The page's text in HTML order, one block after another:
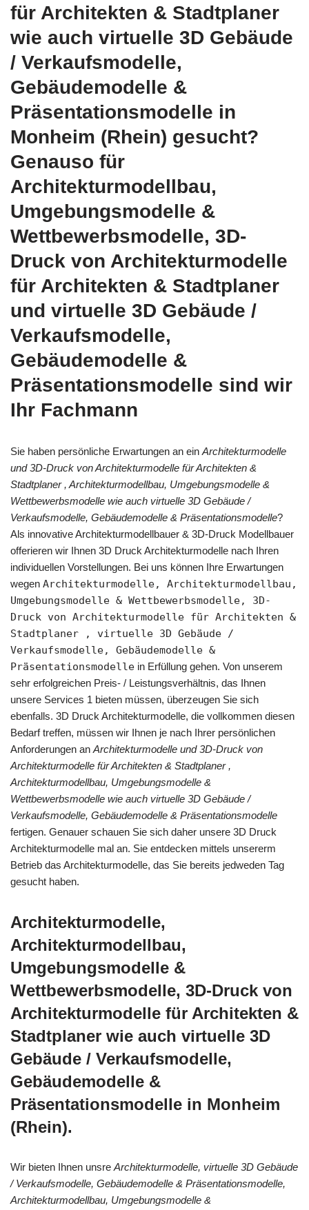
für Architekten & Stadtplaner
wie auch virtuelle 3D Gebäude
/ Verkaufsmodelle,
Gebäudemodelle &
Präsentationsmodelle in
Monheim (Rhein) gesucht?
Genauso für
Architekturmodellbau,
Umgebungsmodelle &
Wettbewerbsmodelle, 3D-
Druck von Architekturmodelle
für Architekten & Stadtplaner
und virtuelle 3D Gebäude /
Verkaufsmodelle,
Gebäudemodelle &
Präsentationsmodelle sind wir
Ihr Fachmann
Sie haben persönliche Erwartungen an ein Architekturmodelle
und 3D-Druck von Architekturmodelle für Architekten &
Stadtplaner , Architekturmodellbau, Umgebungsmodelle &
Wettbewerbsmodelle wie auch virtuelle 3D Gebäude /
Verkaufsmodelle, Gebäudemodelle & Präsentationsmodelle?
Als innovative Architekturmodellbauer & 3D-Druck Modellbauer
offerieren wir Ihnen 3D Druck Architekturmodelle nach Ihren
individuellen Vorstellungen. Bei uns können Ihre Erwartungen
wegen Architekturmodelle, Architekturmodellbau,
Umgebungsmodelle & Wettbewerbsmodelle, 3D-
Druck von Architekturmodelle für Architekten &
Stadtplaner , virtuelle 3D Gebäude /
Verkaufsmodelle, Gebäudemodelle &
Präsentationsmodelle in Erfüllung gehen. Von unserem
sehr erfolgreichen Preis- / Leistungsverhältnis, das Ihnen
unsere Services 1 bieten müssen, überzeugen Sie sich
ebenfalls. 3D Druck Architekturmodelle, die vollkommen diesen
Bedarf treffen, müssen wir Ihnen je nach Ihrer persönlichen
Anforderungen an Architekturmodelle und 3D-Druck von
Architekturmodelle für Architekten & Stadtplaner ,
Architekturmodellbau, Umgebungsmodelle &
Wettbewerbsmodelle wie auch virtuelle 3D Gebäude /
Verkaufsmodelle, Gebäudemodelle & Präsentationsmodelle
fertigen. Genauer schauen Sie sich daher unsere 3D Druck
Architekturmodelle mal an. Sie entdecken mittels unsererm
Betrieb das Architekturmodelle, das Sie bereits jedweden Tag
gesucht haben.
Architekturmodelle,
Architekturmodellbau,
Umgebungsmodelle &
Wettbewerbsmodelle, 3D-Druck von
Architekturmodelle für Architekten &
Stadtplaner wie auch virtuelle 3D
Gebäude / Verkaufsmodelle,
Gebäudemodelle &
Präsentationsmodelle in Monheim
(Rhein).
Wir bieten Ihnen unsre Architekturmodelle, virtuelle 3D Gebäude
/ Verkaufsmodelle, Gebäudemodelle & Präsentationsmodelle,
Architekturmodellbau, Umgebungsmodelle &